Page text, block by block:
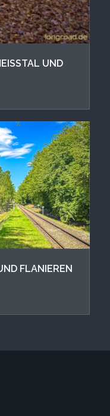
UND H
FLANIEREN